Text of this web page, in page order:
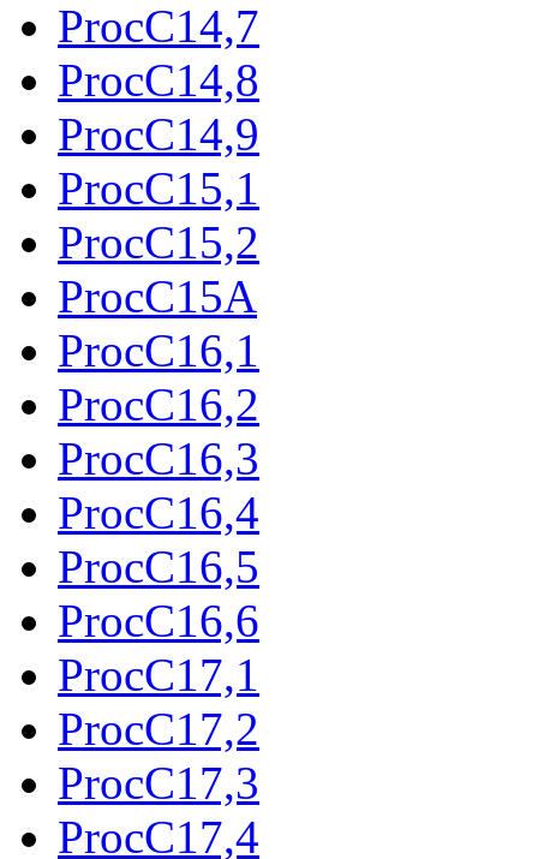
ProcC14,7
ProcC14,8
ProcC14,9
ProcC15,1
ProcC15,2
ProcC15A
ProcC16,1
ProcC16,2
ProcC16,3
ProcC16,4
ProcC16,5
ProcC16,6
ProcC17,1
ProcC17,2
ProcC17,3
ProcC17,4